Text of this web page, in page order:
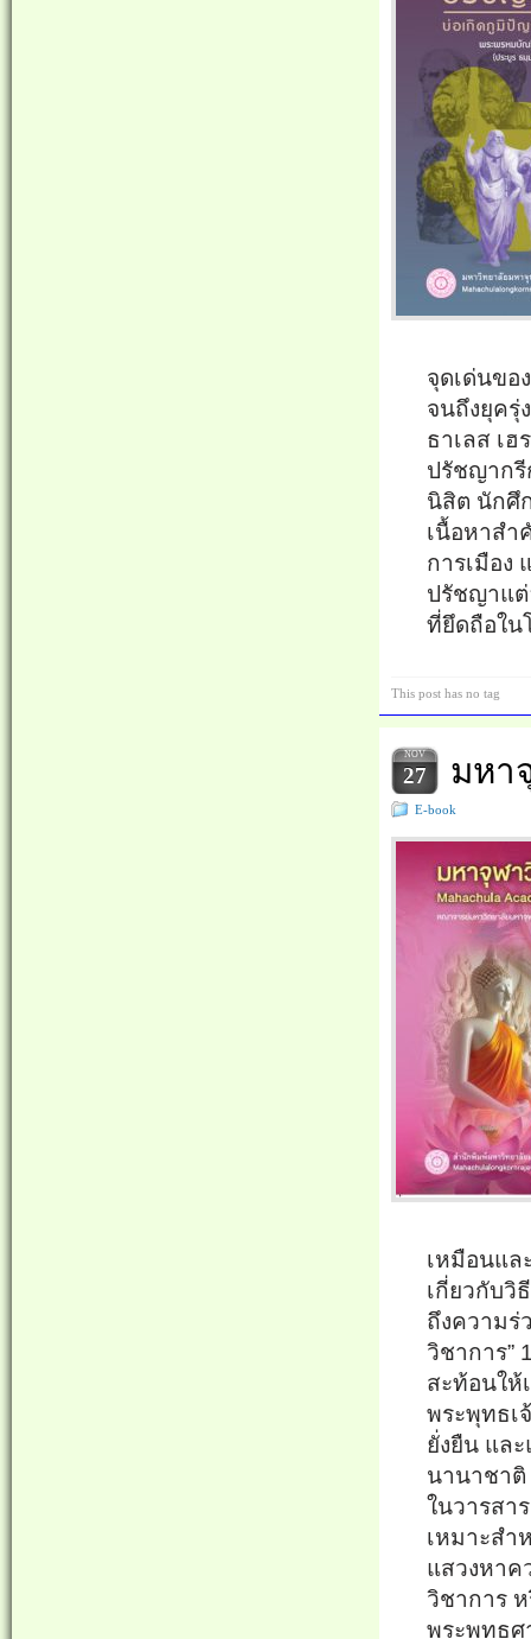
จุดเด่นขอ
จนถึงยุครุ่
ธาเลส เ
ปรัชญากรี
นิสิต นักศึ
เนื้อหาสำ
การเมือง
ปรัชญาแต่
ที่ยึดถือใน
This post has no tag
NOV
27 มหา
E-book
เหมือนแล
เกี่ยวกับวิ
ถึงความร่
วิชาการ”
สะท้อนให้
พระพุทธเ
ยั่งยืน แล
นานาชาติ
ในวารสา
เหมาะสำ
แสวงหาค
วิชาการ
พระพุทธศ